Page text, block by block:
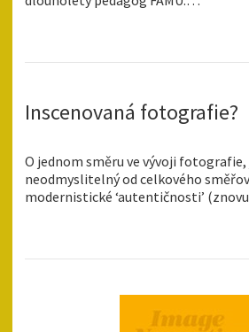
Inscenovaná fotografie?
O jednom směru ve vývoji
neodmyslitelný od celkového
modernistické ‘autentičnosti’